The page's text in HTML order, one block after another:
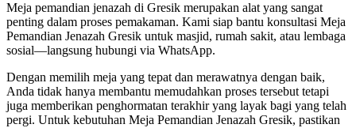
Meja pemandian jenazah di Gresik merupakan alat yang sangat
penting dalam proses pemakaman. Kami siap bantu konsultasi Meja
Pemandian Jenazah Gresik untuk masjid, rumah sakit, atau lembaga
sosial—langsung hubungi via WhatsApp.
Dengan memilih meja yang tepat dan merawatnya dengan baik,
Anda tidak hanya membantu memudahkan proses tersebut tetapi
juga memberikan penghormatan terakhir yang layak bagi yang telah
pergi. Untuk kebutuhan Meja Pemandian Jenazah Gresik, pastikan